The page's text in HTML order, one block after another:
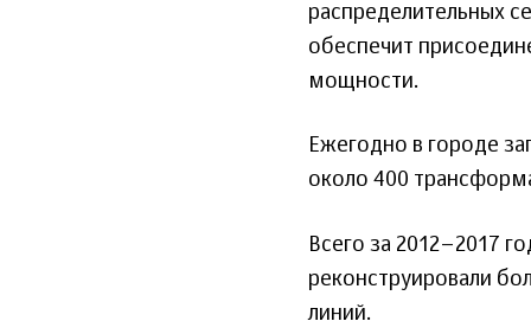
распределительных
обеспечит
мощности.
Ежегодно в городе
около 400
Всего за 2012–2017
реконструировали
линий.